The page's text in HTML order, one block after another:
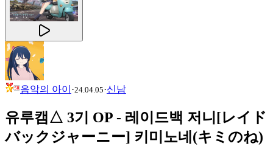
음악의 아이 ·24.04.05·신남
유루캠△ 3기 OP - 레이드백 저니[レイド
バックジャーニー] 키미노네(キミのね)